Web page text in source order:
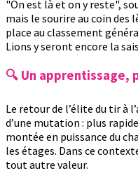
"On est là et on y reste",
mais le sourire au coin des
place au classement
Lions y seront encore la
🔍 Un apprentissage,
Le retour de l’élite du tir à
d’une mutation : plus
montée en puissance du
les étages. Dans ce
tout autre valeur.